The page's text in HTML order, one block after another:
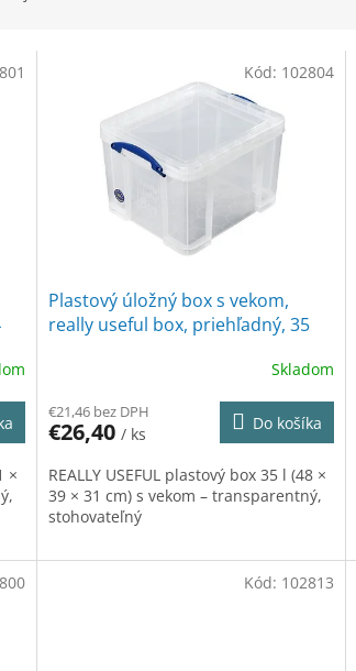
×
Plastový úložný box s vekom,
really useful box, priehľadný, 35
Skladom
€21,46 bez DPH
€26,40 / ks
Do košíka
REALLY USEFUL plastový box 35 l (48 ×
39 × 31 cm) s vekom – transparentný,
stohovateľný
Kód: 102804
Kód: 102813